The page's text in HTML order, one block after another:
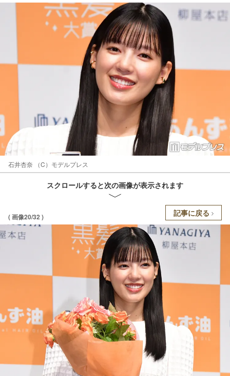
石井杏奈 （C）モデルプレス
スクロールすると次の画像が表示されます
( 画像20/32 ) 記事に戻る